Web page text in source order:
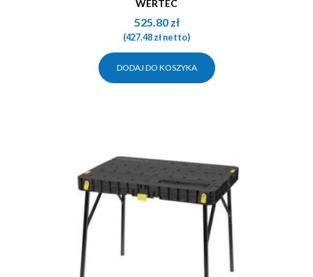
WERTEC
525.80 zł
(427.48złnetto)
DODAJ DO KOSZYKA